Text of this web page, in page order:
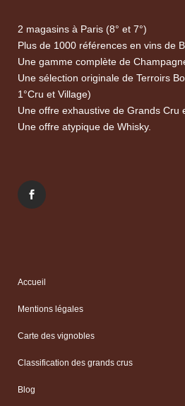
2 magasins à Paris (8° et 7°)
Plus de 1000 références en vins de
Une gamme complète de
Une sélection originale de Terroirs
1°Cru et Village)
Une offre exhaustive de Grands Cru
Une offre atypique de Whisky.
Accueil
Mentions légales
Carte des vignobles
Classification des grands crus
Blog